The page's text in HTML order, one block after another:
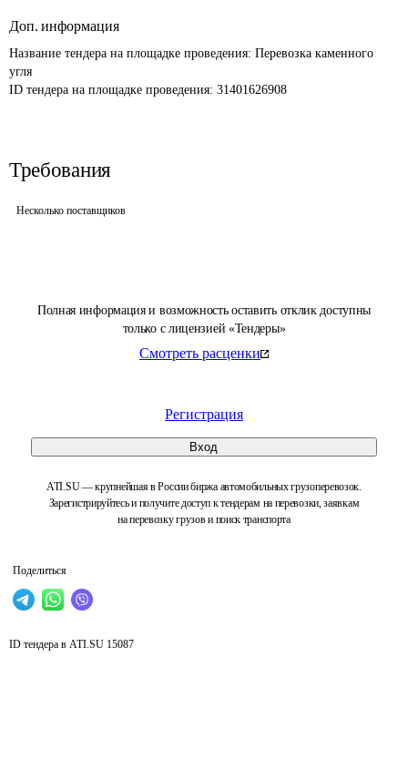
Полная информация и возможность оставить отклик доступны
только с лицензией «Тендеры»
Смотреть расценки
Регистрация
Вход
ATI.SU — крупнейшая в России биржа автомобильных грузоперевозок.
Зарегистрируйтесь и получите доступ к тендерам на перевозки, заявкам
на перевозку грузов и поиск транспорта
Поделиться
Доп. информация
Название тендера на площадке проведения: Перевозка каменного
угля
ID тендера на площадке проведения: 31401626908
Требования
Несколько поставщиков
ID тендера в ATI.SU 15087